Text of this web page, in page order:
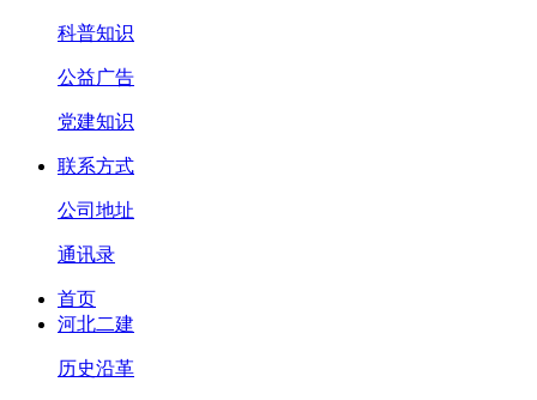
科普知识
公益广告
党建知识
联系方式
公司地址
通讯录
首页
河北二建
历史沿革